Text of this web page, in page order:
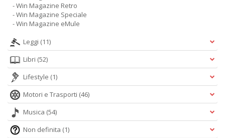
- Win Magazine Retro
- Win Magazine Speciale
- Win Magazine eMule
Leggi (11)
Libri (52)
Lifestyle (1)
Motori e Trasporti (46)
Musica (54)
Non definita (1)